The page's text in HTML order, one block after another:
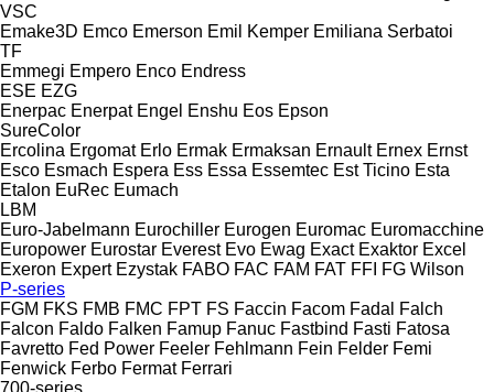
VSC
Emake3D Emco Emerson Emil Kemper Emiliana Serbatoi
TF
Emmegi Empero Enco Endress
ESE EZG
Enerpac Enerpat Engel Enshu Eos Epson
SureColor
Ercolina Ergomat Erlo Ermak Ermaksan Ernault Ernex Ernst
Esco Esmach Espera Ess Essa Essemtec Est Ticino Esta
Etalon EuRec Eumach
LBM
Euro-Jabelmann Eurochiller Eurogen Euromac Euromacchine
Europower Eurostar Everest Evo Ewag Exact Exaktor Excel
Exeron Expert Ezystak FABO FAC FAM FAT FFI FG Wilson
P-series
FGM FKS FMB FMC FPT FS Faccin Facom Fadal
Falch
Falcon Faldo Falken Famup Fanuc Fastbind Fasti Fatosa
Favretto Fed Power Feeler Fehlmann Fein Felder Femi
Fenwick Ferbo Fermat Ferrari
700-series